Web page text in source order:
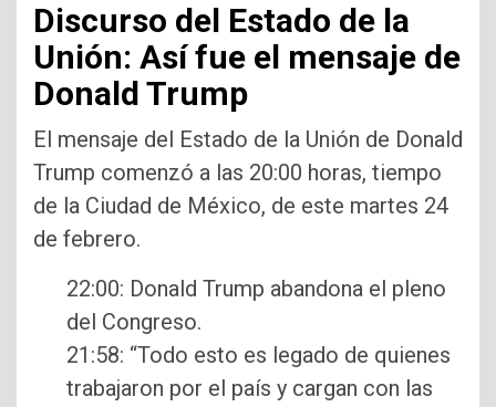
Discurso del Estado de la
Unión: Así fue el mensaje de
Donald Trump
El mensaje del Estado de la Unión de Donald
Trump comenzó a las 20:00 horas, tiempo
de la Ciudad de México, de este martes 24
de febrero.
22:00: Donald Trump abandona el pleno
del Congreso.
21:58: “Todo esto es legado de quienes
trabajaron por el país y cargan con las